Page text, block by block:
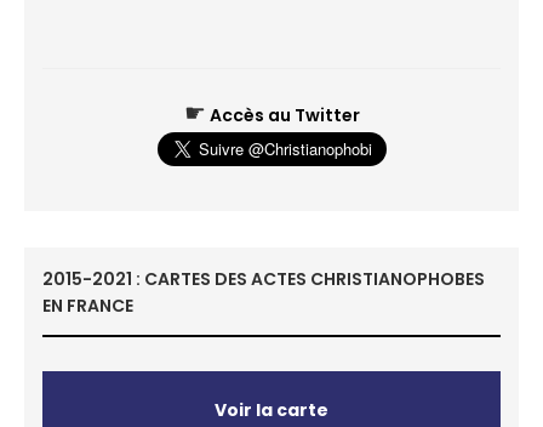
☛ Accès au Twitter
2015-2021 : CARTES DES ACTES CHRISTIANOPHOBES
EN FRANCE
Voir la carte